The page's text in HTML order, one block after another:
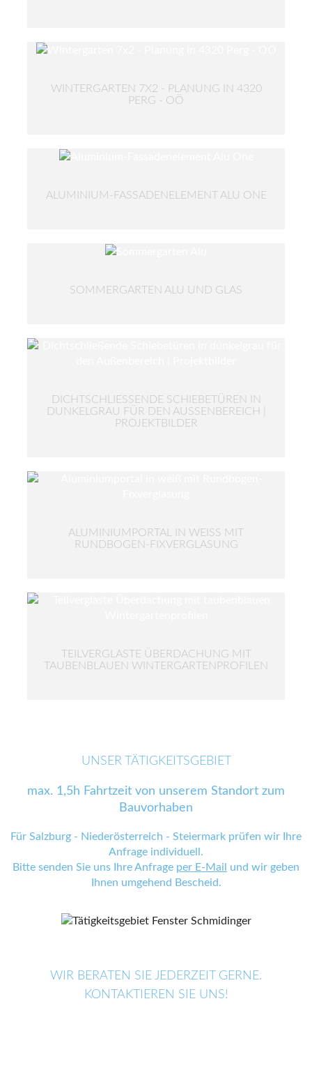
WINTERGARTEN 7X2 - PLANUNG IN 4320
PERG - OÖ
ALUMINIUM-FASSADENELEMENT ALU ONE
SOMMERGARTEN ALU UND GLAS
DICHTSCHLIESSENDE SCHIEBETÜREN IN D
UNKELGRAU FÜR DEN AUSSENBEREICH | PR
OJEKTBILDER
ALUMINIUMPORTAL IN WEISS MIT R
UNDBOGEN-FIXVERGLASUNG
TEILVERGLASTE ÜBERDACHUNG MIT
TAUBENBLAUEN WINTERGARTENPROFILEN
UNSER TÄTIGKEITSGEBIET
max. 1,5h Fahrtzeit von unserem Standort zum
Bauvorhaben
Für Salzburg - Niederösterreich - Steiermark prüfen wir Ihre
Anfrage individuell.
Bitte senden Sie uns Ihre Anfrage per E-Mail
und wir geben
Ihnen umgehend Bescheid.
WIR BERATEN SIE JEDERZEIT GERNE.
KONTAKTIEREN SIE UNS!